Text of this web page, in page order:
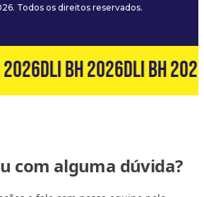
Todos os direitos reservados.
DLI BH 2026DLI BH 2026
com alguma dúvida?